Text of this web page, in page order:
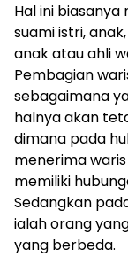
Hal ini
suami istri,
anak atau ahli
Pembagian
sebagaimana
halnya akan
dimana pada
menerima
memiliki
Sedangkan
ialah orang
yang berbeda.